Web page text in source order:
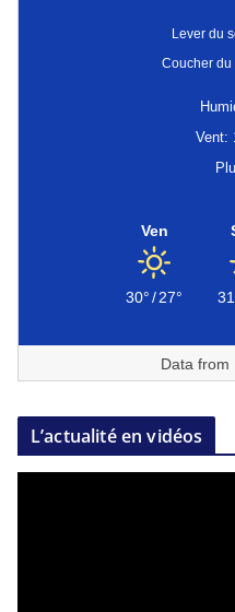
Lever du
Coucher du
Vent:
Ven
30°/27°
Data from
L’actualité en vidéos